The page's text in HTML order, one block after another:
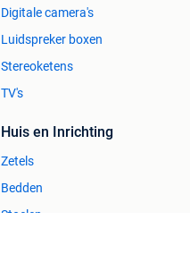
Digitale camera's
Luidspreker boxen
Stereoketens
TV's
Huis en Inrichting
Zetels
Bedden
Stoelen